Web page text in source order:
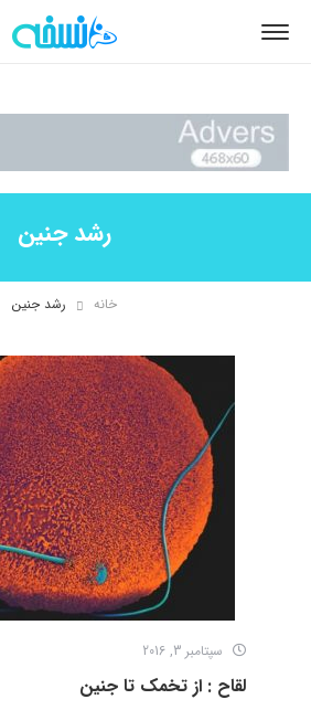
رشد جنین
خانه رشد جنین
سپتامبر 3, 2016
لقاح : از تخمک تا جنین